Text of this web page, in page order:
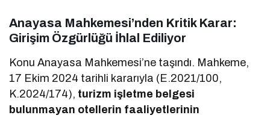
Anayasa Mahkemesi’nden Kritik Karar:
Girişim Özgürlüğü İhlal Ediliyor
Konu Anayasa Mahkemesi’ne taşındı. Mahkeme,
17 Ekim 2024 tarihli kararıyla (E.2021/100,
K.2024/174), turizm işletme belgesi
bulunmayan otellerin faaliyetlerinin